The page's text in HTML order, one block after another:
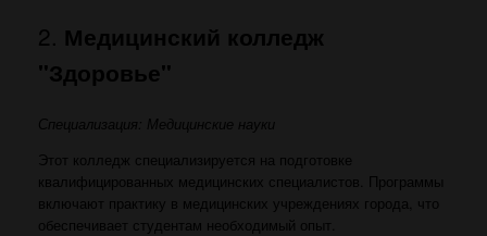
2. Медицинский колледж
"Здоровье"
Специализация: Медицинские науки
Этот колледж специализируется на подготовке
квалифицированных медицинских специалистов. Программы
включают практику в медицинских учреждениях города, что
обеспечивает студентам необходимый опыт.